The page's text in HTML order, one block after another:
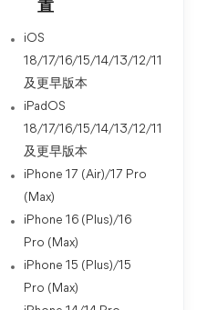
置
iOS
18/17/16/15/14/13/12/11
及更早版本
iPadOS
18/17/16/15/14/13/12/11
及更早版本
iPhone 17 (Air)/17 Pro
(Max)
iPhone 16 (Plus)/16
Pro (Max)
iPhone 15 (Plus)/15
Pro (Max)